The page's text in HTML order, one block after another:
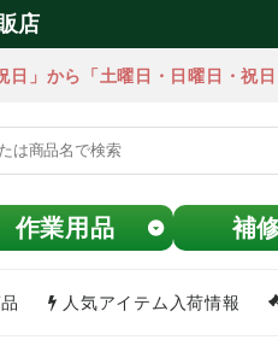
店
日」から「土曜日・日曜日・祝
作業用品 補
人気アイテム入荷情報